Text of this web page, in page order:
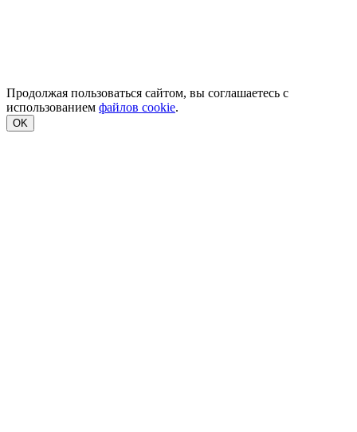
Продолжая пользоваться сайтом, вы соглашаетесь с
использованием файлов cookie.
OK